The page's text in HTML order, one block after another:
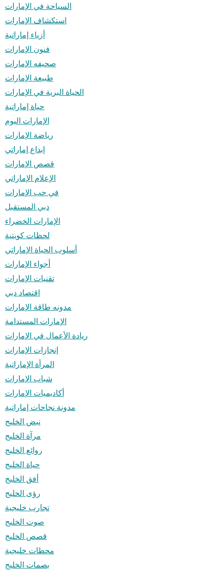
السياحة في الإمارات
استكشاف الإمارات
أزياء إماراتية
فنون الإمارات
صحيفه الإمارات
طبيعة الإمارات
الحياة البرية في الإمارات
حياة إماراتية
الإمارات اليوم
رياضة الإمارات
إبداع إماراتي
قصص الإمارات
الإعلام الإماراتي
في حب الإمارات
دبي المستقبل
الإمارات الخضراء
لحظات كويتية
أسلوب الحياة الإماراتي
أجواء الإمارات
تقنيات الإمارات
اقتصاد دبي
مدونه طاقة الإمارات
الإمارات المستدامة
ريادة الأعمال في الإمارات
إنجازات الإمارات
المرأة الإماراتية
شباب الإمارات
أكاديميات الإمارات
مدونة نجاحات إماراتية
نبض الخليج
مرآة الخليج
روائع الخليج
حياة الخليج
أفق الخليج
رؤى الخليج
تجارب خليجية
صوت الخليج
قصص الخليج
محطات خليجية
بصمات الخليج